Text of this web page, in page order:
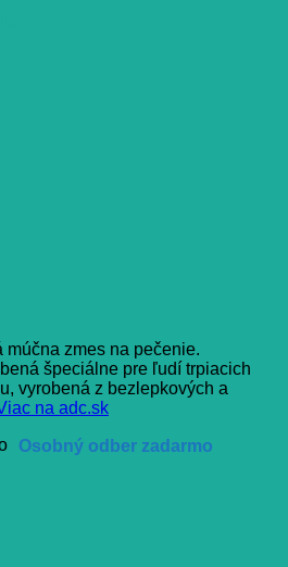
zmes na pečenie.
špeciálne pre ľudí trpiacich
vyrobená z bezlepkových a
na adc.sk
Osobný odber zadarmo